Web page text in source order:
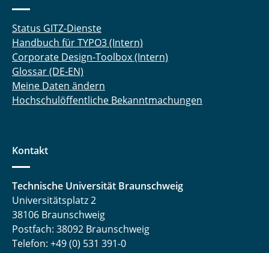
Status GITZ-Dienste
Handbuch für TYPO3 (Intern)
Corporate Design-Toolbox (Intern)
Glossar (DE-EN)
Meine Daten ändern
Hochschulöffentliche Bekanntmachungen
Kontakt
Technische Universität Braunschweig
Universitätsplatz 2
38106 Braunschweig
Postfach: 38092 Braunschweig
Telefon: +49 (0) 531 391-0